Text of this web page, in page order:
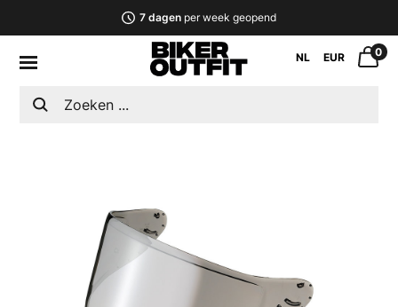
7 dagenper week geopend
NL EUR 0